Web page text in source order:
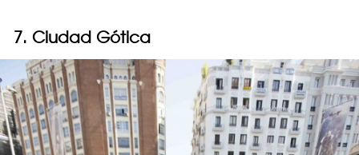
7. Ciudad Gótica